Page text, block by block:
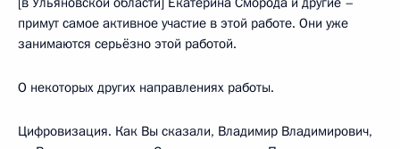
примут самое активное участие в этой работе. Они уже
занимаются серьёзно этой работой.
О некоторых других направлениях работы.
Цифровизация. Как Вы сказали, Владимир Владимирович,